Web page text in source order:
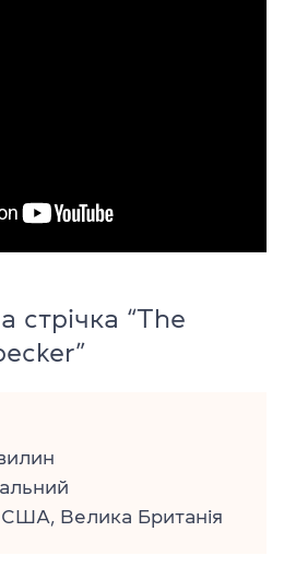
стрічка “The
США, Велика Британія